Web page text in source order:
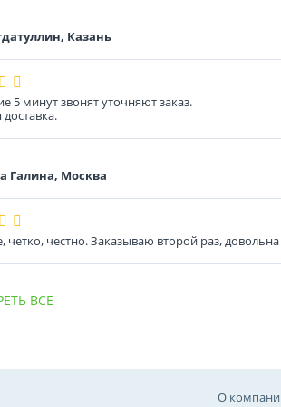
Казань
5 минут звонят уточняют заказ.
Галина, Москва
четко, честно. Заказываю второй раз, довольна
ВСЕ
О